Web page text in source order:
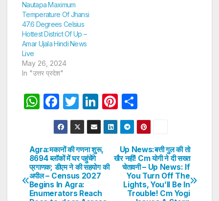
Nautapa Maximum
Temperature Of Jhansi
47.6 Degrees Celsius
Hottest District Of Up –
Amar Ujala Hindi News
Live
May 26, 2024
In "उत्तर प्रदेश"
W
s
A
p
p
F
a
c
e
b
o
o
T
w
itt
er
Li
n
k
e
dI
n
Pi
nt
er
e
st
h
ar
e
Post
navigation
Up News:बत्ती गुल की तो
खैर नहीं! Cm योगी ने दी सख्त
चेतावनी – Up News: If
You Turn Off The
Lights, You’ll Be In
Trouble! Cm Yogi
Agra:मकानों की गणना शुरू,
8694 ब्लॉकों में घर पहुंचेंगे
प्रगाणक; डीएम ने की सहयोग की
अपील – Census 2027
Begins In Agra:
Enumerators Reach